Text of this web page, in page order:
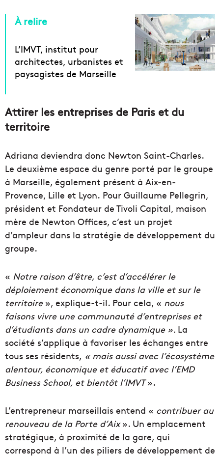
À relire
L’IMVT, institut pour
architectes, urbanistes et
paysagistes de Marseille
Attirer les entreprises de Paris et du
territoire
Adriana deviendra donc Newton Saint-Charles.
Le deuxième espace du genre porté par le groupe
à Marseille, également présent à Aix-en-
Provence, Lille et Lyon. Pour Guillaume Pellegrin,
président et Fondateur de Tivoli Capital, maison
mère de Newton Offices, c’est un projet
d’ampleur dans la stratégie de développement du
groupe.
« Notre raison d’être, c’est d’accélérer le
déploiement économique dans la ville et sur le
territoire», explique-t-il. Pour cela, « nous
faisons vivre une communauté d’entreprises et
d’étudiants dans un cadre dynamique ». La
société s’applique à favoriser les échanges entre
tous ses résidents, « mais aussi avec l’écosystème
alentour, économique et éducatif avec l’EMD
Business School, et bientôt l’IMVT».
L’entrepreneur marseillais entend « contribuer au
renouveau de la Porte d’Aix». Un emplacement
stratégique, à proximité de la gare, qui
correspond à l’un des piliers de développement de